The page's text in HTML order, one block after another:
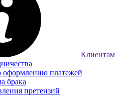
Клиентам
оформлению платежей
брака
претензий